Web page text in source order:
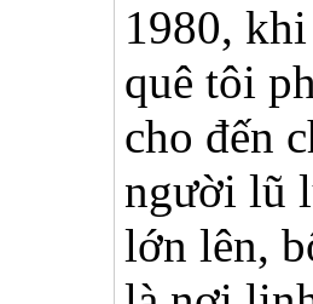
1980,
quê tôi
cho đến
người lũ
lớn lên,